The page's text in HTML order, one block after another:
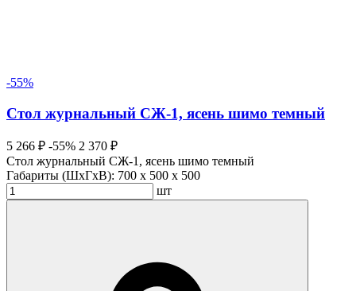
-55%
Стол журнальный СЖ-1, ясень шимо темный
5 266 ₽ -55% 2 370 ₽
Стол журнальный СЖ-1, ясень шимо темный
Габариты (ШхГхВ): 700 x 500 x 500
шт